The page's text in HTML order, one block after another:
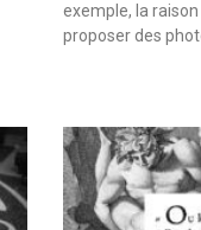
exemple, la
proposer des